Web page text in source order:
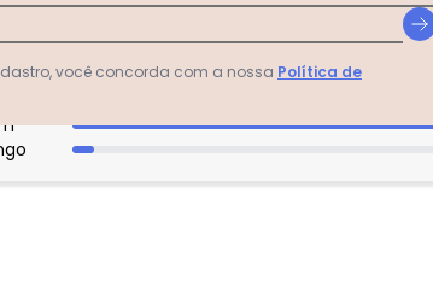
Ver
as clientes acharam do comprimento?
você concorda com a nossa Política de